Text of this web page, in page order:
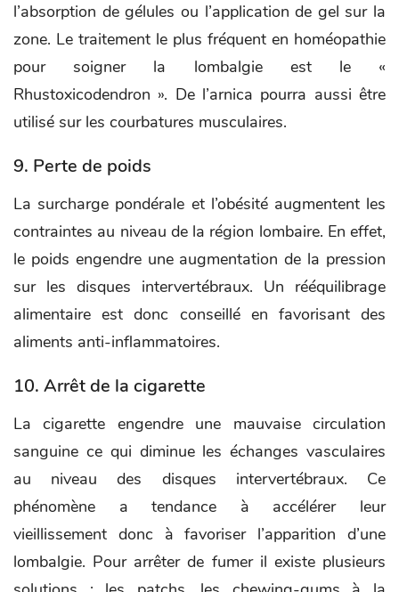
l’absorption de gélules ou l’application de gel sur la
zone. Le traitement le plus fréquent en homéopathie
pour soigner la lombalgie est le «
Rhustoxicodendron ». De l’arnica pourra aussi être
utilisé sur les courbatures musculaires.
9. Perte de poids
La surcharge pondérale et l’obésité augmentent les
contraintes au niveau de la région lombaire. En effet,
le poids engendre une augmentation de la pression
sur les disques intervertébraux. Un rééquilibrage
alimentaire est donc conseillé en favorisant des
aliments anti-inflammatoires.
10. Arrêt de la cigarette
La cigarette engendre une mauvaise circulation
sanguine ce qui diminue les échanges vasculaires
au niveau des disques intervertébraux. Ce
phénomène a tendance à accélérer leur
vieillissement donc à favoriser l’apparition d’une
lombalgie. Pour arrêter de fumer il existe plusieurs